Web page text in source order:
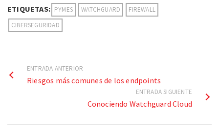
ETIQUETAS: PYMES WATCHGUARD
FIREWALL
CIBERSEGURIDAD
ENTRADA ANTERIOR
Riesgos más comunes de los endpoints
ENTRADA SIGUIENTE
Conociendo Watchguard Cloud